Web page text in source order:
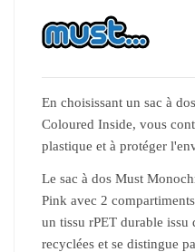
En choisissant un sac à
Coloured Inside, vous
plastique et à protéger
Le sac à dos Must
Pink avec 2
un tissu rPET durable issu
recyclées et se distingue